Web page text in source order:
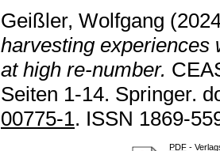
Geißler, Wolfgang
harvesting experiences
at high re‑number.
Seiten 1-14. Springer.
00775-1. ISSN 1869-
PDF-